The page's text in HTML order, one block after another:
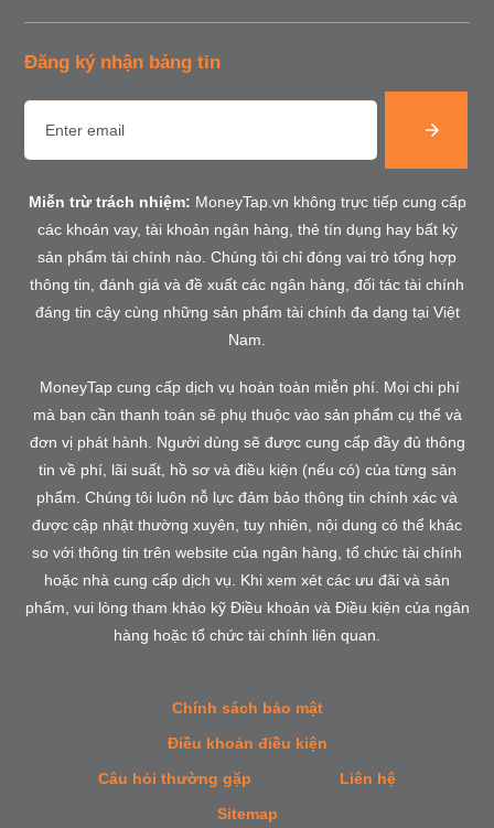
Đăng ký nhận bảng tin
Miễn trừ trách nhiệm: MoneyTap.vn không trực tiếp cung cấp
các khoản vay, tài khoản ngân hàng, thẻ tín dụng hay bất kỳ
sản phẩm tài chính nào. Chúng tôi chỉ đóng vai trò tổng hợp
thông tin, đánh giá và đề xuất các ngân hàng, đối tác tài chính
đáng tin cậy cùng những sản phẩm tài chính đa dạng tại Việt
Nam.
MoneyTap cung cấp dịch vụ hoàn toàn miễn phí. Mọi chi phí
mà bạn cần thanh toán sẽ phụ thuộc vào sản phẩm cụ thể và
đơn vị phát hành. Người dùng sẽ được cung cấp đầy đủ thông
tin về phí, lãi suất, hồ sơ và điều kiện (nếu có) của từng sản
phẩm. Chúng tôi luôn nỗ lực đảm bảo thông tin chính xác và
được cập nhật thường xuyên, tuy nhiên, nội dung có thể khác
so với thông tin trên website của ngân hàng, tổ chức tài chính
hoặc nhà cung cấp dịch vụ. Khi xem xét các ưu đãi và sản
phẩm, vui lòng tham khảo kỹ Điều khoản và Điều kiện của ngân
hàng hoặc tổ chức tài chính liên quan.
Chính sách bảo mật
Điều khoản điều kiện
Câu hỏi thường gặp
Liên hệ
Sitemap